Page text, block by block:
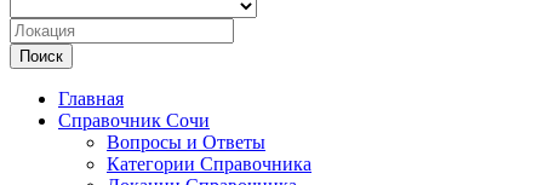
Поиск
Главная
Справочник Сочи
Вопросы и Ответы
Категории Справочника